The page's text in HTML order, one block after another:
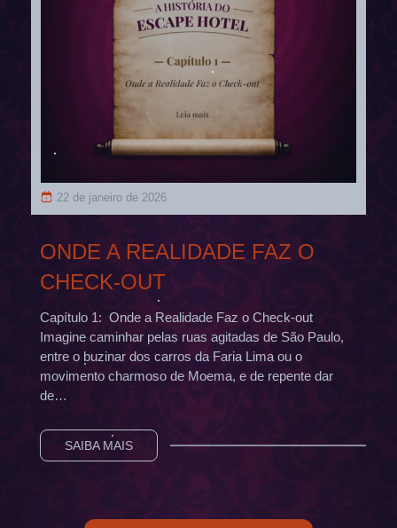
22 de janeiro de 2026
ONDE A REALIDADE FAZ O
CHECK-OUT
Capítulo 1: Onde a Realidade Faz o Check-out
Imagine caminhar pelas ruas agitadas de São Paulo,
entre o buzinar dos carros da Faria Lima ou o
movimento charmoso de Moema, e de repente dar
de…
SAIBA MAIS